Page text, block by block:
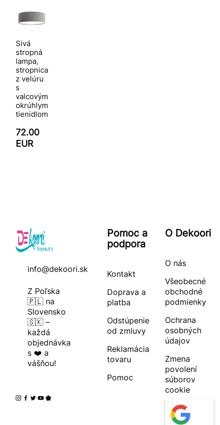
Sivá
stropná
lampa,
stropnica
z velúru
s
valcovým
okrúhlym
tienidlom
72.00
EUR
info@dekoori.sk
Z Poľska
🇵🇱 na
Slovensko
🇸🇰 –
každá
objednávka
s ❤️ a
vášňou!
Pomoc a
podpora
Kontakt
Doprava a
platba
Odstúpenie
od zmluvy
Reklamácia
tovaru
Pomoc
O Dekoori
O nás
Všeobecné
obchodné
podmienky
Ochrana
osobných
údajov
Zmena
povolení
súborov
cookie